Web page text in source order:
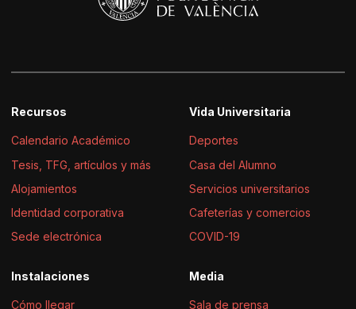
Recursos
Calendario Académico
Tesis, TFG, artículos y más
Alojamientos
Identidad corporativa
Sede electrónica
Vida Universitaria
Deportes
Casa del Alumno
Servicios universitarios
Cafeterías y comercios
COVID-19
Instalaciones
Cómo llegar
Media
Sala de prensa